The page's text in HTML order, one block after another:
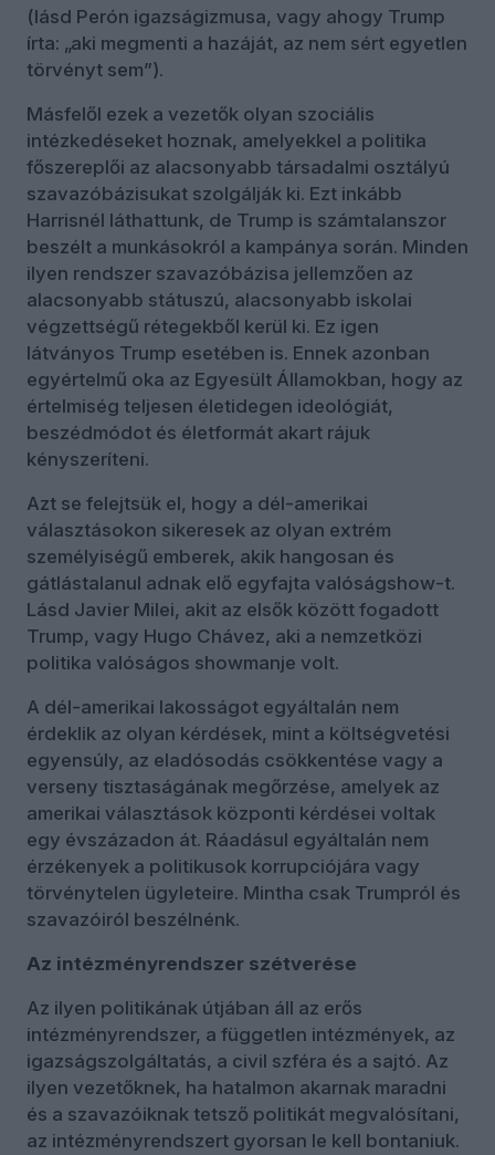
(lásd Perón igazságizmusa, vagy ahogy Trump
írta: „aki megmenti a hazáját, az nem sért egyetlen
törvényt sem”).
Másfelől ezek a vezetők olyan szociális
intézkedéseket hoznak, amelyekkel a politika
főszereplői az alacsonyabb társadalmi osztályú
szavazóbázisukat szolgálják ki. Ezt inkább
Harrisnél láthattunk, de Trump is számtalanszor
beszélt a munkásokról a kampánya során. Minden
ilyen rendszer szavazóbázisa jellemzően az
alacsonyabb státuszú, alacsonyabb iskolai
végzettségű rétegekből kerül ki. Ez igen
látványos Trump esetében is. Ennek azonban
egyértelmű oka az Egyesült Államokban, hogy az
értelmiség teljesen életidegen ideológiát,
beszédmódot és életformát akart rájuk
kényszeríteni.
Azt se felejtsük el, hogy a dél-amerikai
választásokon sikeresek az olyan extrém
személyiségű emberek, akik hangosan és
gátlástalanul adnak elő egyfajta valóságshow-t.
Lásd Javier Milei, akit az elsők között fogadott
Trump, vagy Hugo Chávez, aki a nemzetközi
politika valóságos showmanje volt.
A dél-amerikai lakosságot egyáltalán nem
érdeklik az olyan kérdések, mint a költségvetési
egyensúly, az eladósodás csökkentése vagy a
verseny tisztaságának megőrzése, amelyek az
amerikai választások központi kérdései voltak
egy évszázadon át. Ráadásul egyáltalán nem
érzékenyek a politikusok korrupciójára vagy
törvénytelen ügyleteire. Mintha csak Trumpról és
szavazóiról beszélnénk.
Az intézményrendszer szétverése
Az ilyen politikának útjában áll az erős
intézményrendszer, a független intézmények, az
igazságszolgáltatás, a civil szféra és a sajtó. Az
ilyen vezetőknek, ha hatalmon akarnak maradni
és a szavazóiknak tetsző politikát megvalósítani,
az intézményrendszert gyorsan le kell bontaniuk.